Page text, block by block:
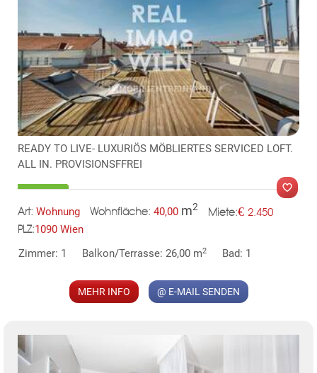
KLIS
READY TO LIVE- LUXURIÖS MÖBLIERTES SERVICED LOFT.
ALL IN. PROVISIONSFFREI
Art: Wohnung Wohnfläche: 40,00 m2 Miete:€ 2.450
PLZ:1090 Wien
Zimmer: 1
Balkon/Terrasse: 26,00 m2 Bad: 1
MEHR INFO @ E-MAIL SENDEN